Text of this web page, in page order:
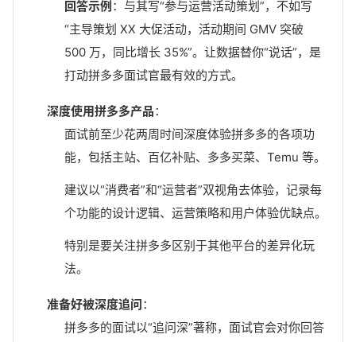
回答示例：与其写“参与运营活动策划”，不如写
“主导策划 XX 大促活动，活动期间 GMV 突破
500 万，同比增长 35%”。让数据替你“说话”，是
打动拼多多面试官最有效的方式。
深度使用拼多多产品：
面试前至少花两周时间深度体验拼多多的各项功
能，包括主站、百亿补贴、多多买菜、Temu 等。
建议以“消费者”和“运营者”双视角去体验，记录每
个功能的设计逻辑、运营策略和用户体验优缺点。
特别是要关注拼多多区别于其他平台的差异化玩
法。
准备好被深度追问：
拼多多的面试以“追问深”著称，面试官会对你回答